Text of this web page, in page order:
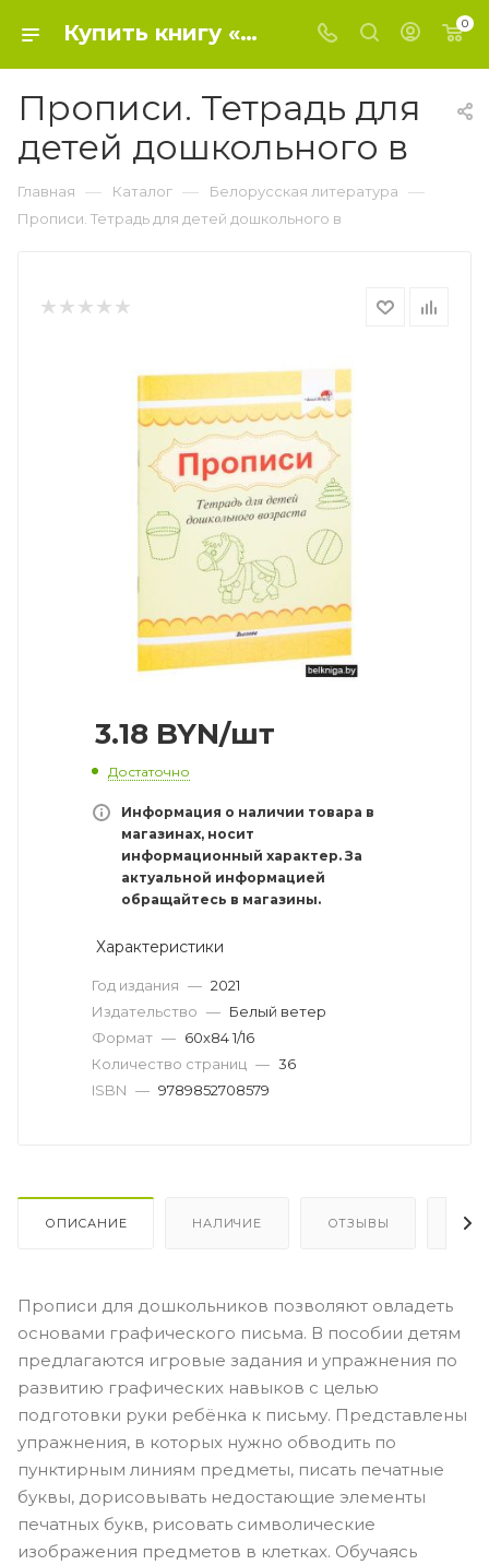
Купить книгу «Прописи. Тетрадь для детей дошкольного в» 2021, - Белорусская литература 0
Прописи. Тетрадь для
детей дошкольного в
Главная — Каталог — Белорусская литература —
Прописи. Тетрадь для детей дошкольного в
3.18 BYN/шт
Достаточно
Информация о наличии товара в
магазинах, носит
информационный характер. За
актуальной информацией
обращайтесь в магазины.
Характеристики
Год издания — 2021
Издательство — Белый ветер
Формат — 60х84 1/16
Количество страниц — 36
ISBN — 9789852708579
ОПИСАНИЕ НАЛИЧИЕ ОТЗЫВЫ
Прописи для дошкольников позволяют овладеть
основами графического письма. В пособии детям
предлагаются игровые задания и упражнения по
развитию графических навыков с целью
подготовки руки ребёнка к письму. Представлены
упражнения, в которых нужно обводить по
пунктирным линиям предметы, писать печатные
буквы, дорисовывать недостающие элементы
печатных букв, рисовать символические
изображения предметов в клетках. Обучаясь